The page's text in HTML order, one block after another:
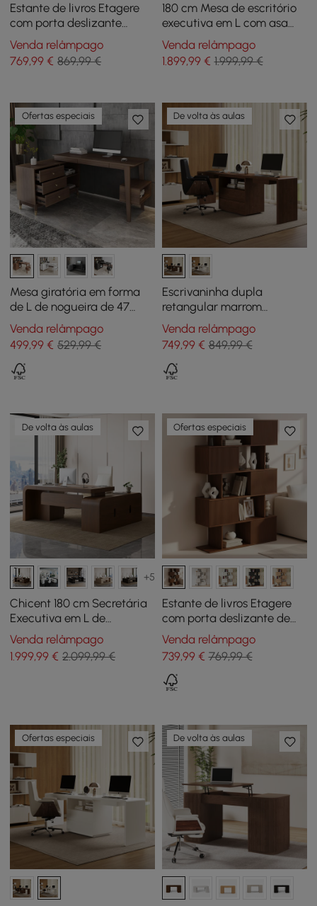
Estante de livros Etagere
com porta deslizante
esbranquiçada, 5
prateleiras de altura,
armazenamento rico em
Venda relâmpago
769,99 € 869,99 €
180 cm Mesa de escritório
executiva em L com asa
esquerda nogueira
Venda relâmpago
1.899,99€ 1.999,99 €
Ofertas especiais
Mesa giratória em forma
de L de nogueira de 47
polegadas Ultic com
armazenamento
Venda relâmpago
499,99 € 529,99 €
De volta às aulas
Escrivaninha dupla
retangular marrom
moderna de 239 cm com
gavetas, para 2 pessoas
Venda relâmpago
749,99€ 849,99 €
De volta às aulas
+5
Chicent 180 cm Secretária
Executiva em L de
Nogueira, Retorno à
Esquerda
Venda relâmpago
1.999,99 € 2.099,99 €
Ofertas especiais
Estante de livros Etagere
com porta deslizante de
nogueira de 1850 mm
Prateleira de livros de 5
prateleiras de altura Rich
Storage
Venda relâmpago
739,99€ 769,99 €
Ofertas especiais De volta às aulas